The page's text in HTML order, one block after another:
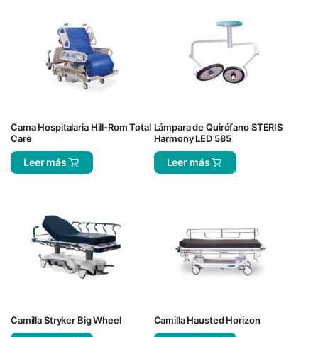
Cama Hospitalaria Hill-Rom Total
Care
Leer más
Lámpara de Quirófano STERIS
Harmony LED 585
Leer más
Camilla Stryker Big Wheel Camilla Hausted Horizon